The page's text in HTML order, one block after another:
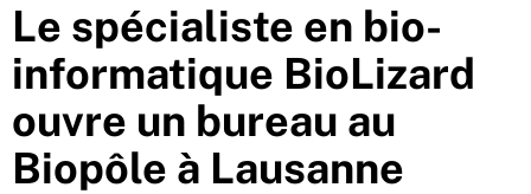
Le spécialiste en bio-
informatique BioLizard
ouvre un bureau au
Biopôle à Lausanne